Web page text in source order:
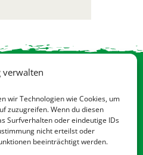
verwalten
wir Technologien wie Cookies, um
zuzugreifen. Wenn du diesen
Surfverhalten oder eindeutige IDs
nicht erteilst oder
beeinträchtigt werden.